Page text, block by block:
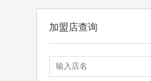
加盟店查询